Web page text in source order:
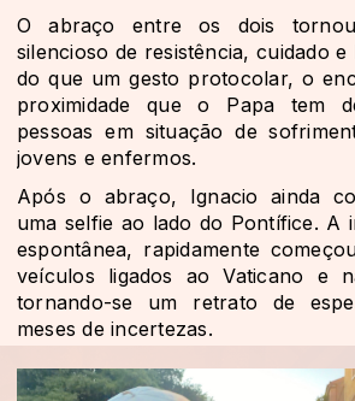
O abraço entre os dois
silencioso de resistência, cuidado e
do que um gesto protocolar, o
proximidade que o Papa tem
pessoas em situação de
jovens e enfermos.
Após o abraço, Ignacio ainda
uma selfie ao lado do Pontífice. A
espontânea, rapidamente
veículos ligados ao Vaticano e
tornando-se um retrato de
meses de incertezas.